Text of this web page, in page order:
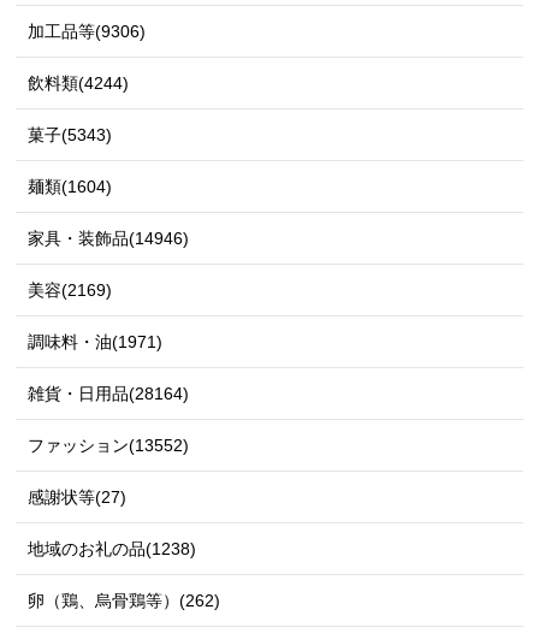
加工品等(9306)
飲料類(4244)
菓子(5343)
麺類(1604)
家具・装飾品(14946)
美容(2169)
調味料・油(1971)
雑貨・日用品(28164)
ファッション(13552)
感謝状等(27)
地域のお礼の品(1238)
卵（鶏、烏骨鶏等）(262)